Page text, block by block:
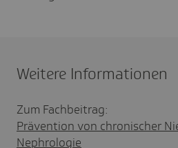
Weitere Informationen
Zum Fachbeitrag:
Prävention von chronischer
Nephrologie